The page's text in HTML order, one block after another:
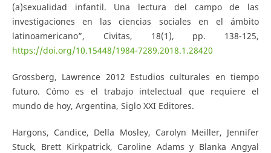
(a)sexualidad infantil. Una lectura del campo de las
investigaciones en las ciencias sociales en el ámbito
latinoamericano”, Civitas, 18(1), pp. 138-125,
https://doi.org/10.15448/1984-7289.2018.1.28420
Grossberg, Lawrence 2012 Estudios culturales en tiempo
futuro. Cómo es el trabajo intelectual que requiere el
mundo de hoy, Argentina, Siglo XXI Editores.
Hargons, Candice, Della Mosley, Carolyn Meiller, Jennifer
Stuck, Brett Kirkpatrick, Caroline Adams y Blanka Angyal